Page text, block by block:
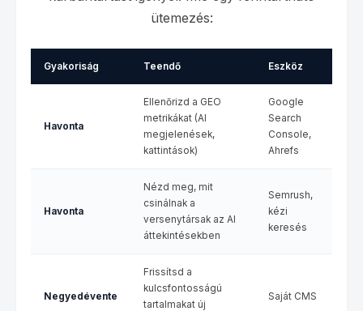
ütemezés:
Gyakoriság Teendő Eszköz
Havonta
Ellenőrizd a GEO
metrikákat (AI
megjelenések,
kattintások)
Google
Search
Console,
Ahrefs
Havonta
Nézd meg, mit
csinálnak a
versenytársak az AI
áttekintésekben
Semrush,
kézi
keresés
Negyedévente
Frissítsd a
kulcsfontosságú
tartalmakat új
Saját CMS